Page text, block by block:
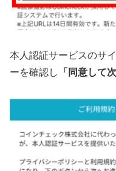
本人認証サービスのサ
ーを確認し
「同意して